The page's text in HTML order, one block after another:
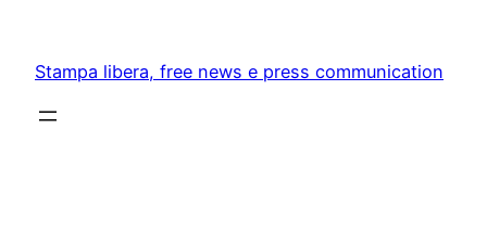
content
Stampa libera, free news e press communication